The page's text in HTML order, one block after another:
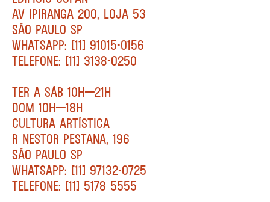
AV IPIRANGA 200, LOJA 53
SÃO PAULO SP
WHATSAPP: [11] 91015-0156
TELEFONE: [11] 3138-0250
TER A SÁB 10H—21H
DOM 10H—18H
CULTURA ARTÍSTICA
R NESTOR PESTANA, 196
SÃO PAULO SP
WHATSAPP: [11] 97132-0725
TELEFONE: [11] 5178 5555